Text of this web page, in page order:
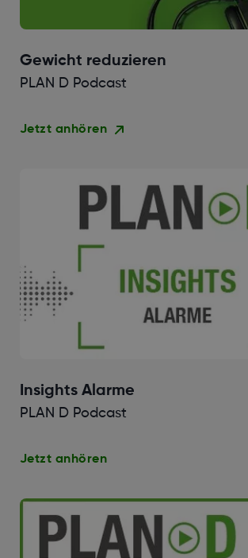
Gewicht reduzieren
PLAN D Podcast
Jetzt anhören
Insights Alarme
PLAN D Podcast
Jetzt anhören